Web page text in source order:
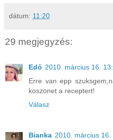
dátum: 11:20
29 megjegyzés:
Edó 2010. március 16.
Erre van epp
koszonet a receptert!
Válasz
Bianka 2010. március 16.